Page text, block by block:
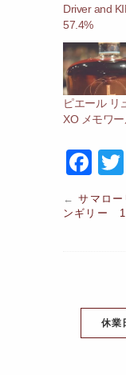
Driver and
57.4%
ピエール リ
XO メモワ
F
a
c
o
k
←サマロ
ンギリー
休業